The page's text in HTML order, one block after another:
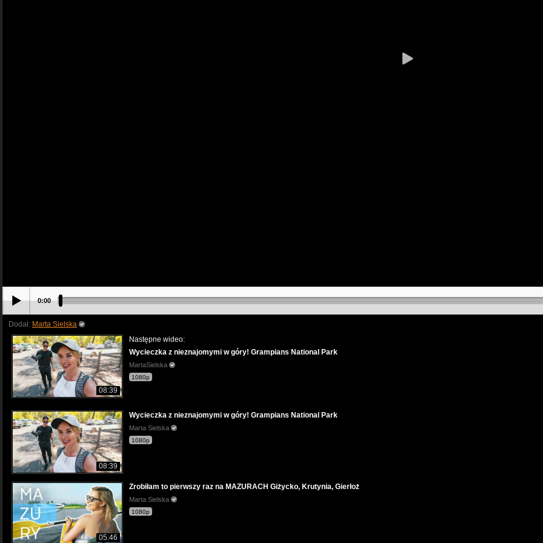
0:00
Dodał: Marta Sielska
08:39
Następne wideo:
Wycieczka z nieznajomymi w góry! Grampians National Park
MartaSielska
1080p
08:39
Wycieczka z nieznajomymi w góry! Grampians National Park
Marta Sielska
1080p
05:46
Zrobiłam to pierwszy raz na MAZURACH Giżycko, Krutynia, Gierłoż
Marta Sielska
1080p